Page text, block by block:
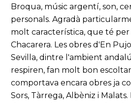
Broqua, músic argentí, son,
personals. Agradà
molt característica, que té per
Chacarera. Les obres d'En
Sevilla, dintre l'ambient
respiren, fan molt bon
comportava encara obres ja
Sors, Tàrrega, Albèniz i Malats.